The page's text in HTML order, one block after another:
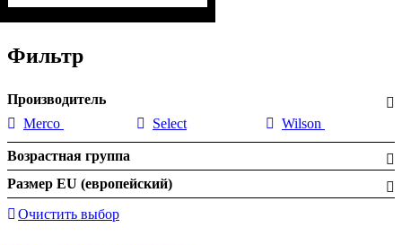
Фильтр
Производитель
Merco
Select Wilson
Возрастная группа
Размер EU (европейский)
Очистить выбор